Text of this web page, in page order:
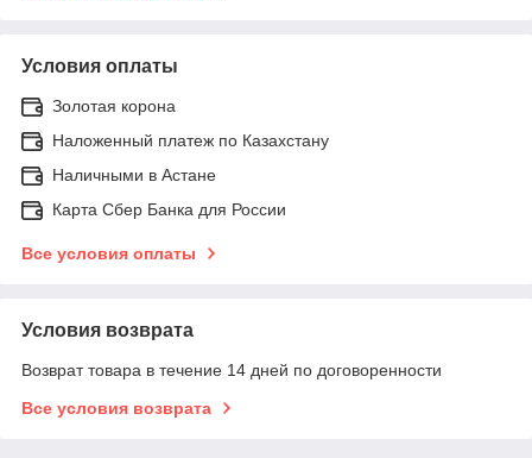
Условия оплаты
Золотая корона
Наложенный платеж по Казахстану
Наличными в Астане
Карта Сбер Банка для России
Все условия оплаты
Условия возврата
Возврат товара в течение 14 дней по договоренности
Все условия возврата